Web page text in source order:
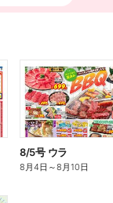
8/5号 ウラ
8月4日 ～8月10日